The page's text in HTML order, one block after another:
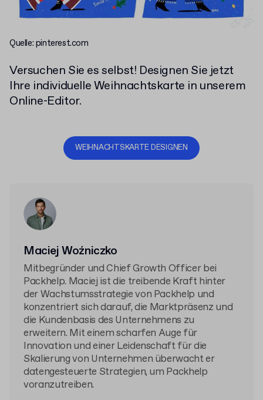
Quelle: pinterest.com
Versuchen Sie es selbst! Designen Sie jetzt
Ihre individuelle Weihnachtskarte in unserem
Online-Editor.
WEIHNACHTSKARTE DESIGNEN
Maciej Woźniczko
Mitbegründer und Chief Growth Officer bei
Packhelp. Maciej ist die treibende Kraft hinter
der Wachstumsstrategie von Packhelp und
konzentriert sich darauf, die Marktpräsenz und
die Kundenbasis des Unternehmens zu
erweitern. Mit einem scharfen Auge für
Innovation und einer Leidenschaft für die
Skalierung von Unternehmen überwacht er
datengesteuerte Strategien, um Packhelp
voranzutreiben.